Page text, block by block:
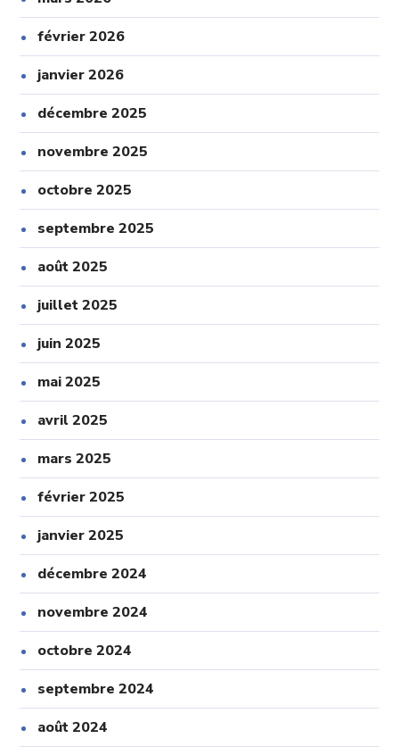
février 2026
janvier 2026
décembre 2025
novembre 2025
octobre 2025
septembre 2025
août 2025
juillet 2025
juin 2025
mai 2025
avril 2025
mars 2025
février 2025
janvier 2025
décembre 2024
novembre 2024
octobre 2024
septembre 2024
août 2024